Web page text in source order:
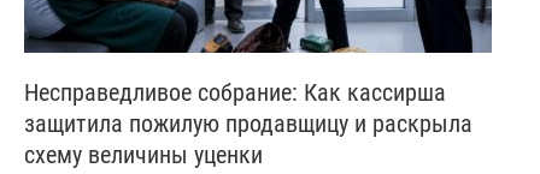
Несправедливое собрание: Как кассирша
защитила пожилую продавщицу и раскрыла
схему величины уценки